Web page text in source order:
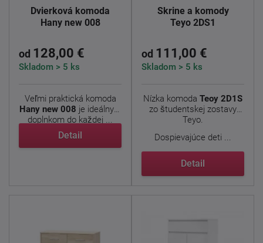
Dvierková komoda
Hany new 008
od 128,00 €
Skladom > 5 ks
Veľmi praktická komoda
Hany new 008 je ideálnym
doplnkom do každej ...
Detail
Skrine a komody
Teyo 2DS1
od 111,00 €
Skladom > 5 ks
Nízka komoda Teoy 2D1S
zo študentskej zostavy
Teyo.
Dospievajúce deti ...
Detail